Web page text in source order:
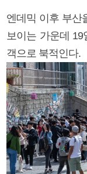
엔데믹 이후 부산
보이는 가운데
객으로 북적인다.